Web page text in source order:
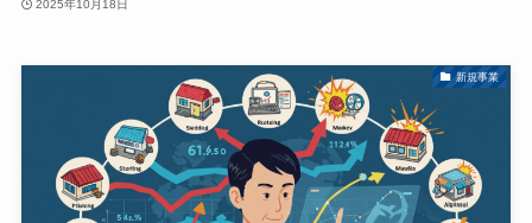
2025年10月18日
新規事業